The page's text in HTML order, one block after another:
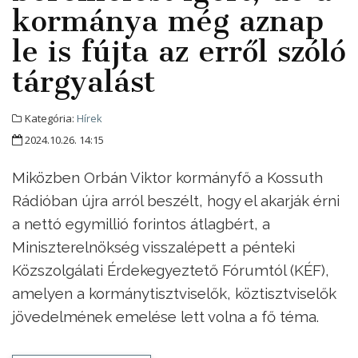
kormánya még aznap
le is fújta az erről szóló
tárgyalást
Kategória: Hírek
2024.10.26. 14:15
Miközben Orbán Viktor kormányfő a Kossuth
Rádióban újra arról beszélt, hogy el akarják érni
a nettó egymillió forintos átlagbért, a
Miniszterelnökség visszalépett a pénteki
Közszolgálati Érdekegyeztető Fórumtól (KÉF),
amelyen a kormánytisztviselők, köztisztviselők
jövedelmének emelése lett volna a fő téma.